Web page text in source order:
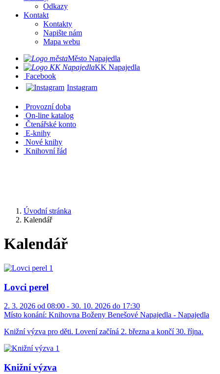
Odkazy
Kontakt
Kontakty
Napište nám
Mapa webu
Město Napajedla
KK Napajedla
Facebook
Instagram
Provozní doba
On-line katalog
Čtenářské konto
E-knihy
Nové knihy
Knihovní řád
Úvodní stránka
Kalendář
Kalendář
Lovci perel
2. 3. 2026 od 08:00 - 30. 10. 2026 do 17:30
Místo konání: Knihovna Boženy Benešové Napajedla - Napajedla
Knižní výzva pro děti. Lovení začíná 2. března a končí 30. října.
Knižní výzva